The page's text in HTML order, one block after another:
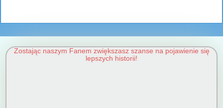
Zostając naszym Fanem zwiększasz szanse na pojawienie się
lepszych historii!